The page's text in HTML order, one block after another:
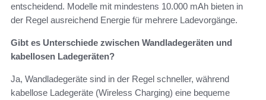
entscheidend. Modelle mit mindestens 10.000 mAh bieten in
der Regel ausreichend Energie für mehrere Ladevorgänge.
Gibt es Unterschiede zwischen Wandladegeräten und
kabellosen Ladegeräten?
Ja, Wandladegeräte sind in der Regel schneller, während
kabellose Ladegeräte (Wireless Charging) eine bequeme